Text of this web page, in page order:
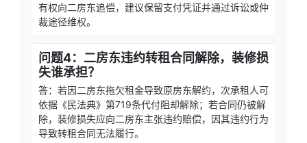
有权向二房东追偿，建议保留支付凭证并通过诉讼或仲
裁途径维权。
问题4：二房东违约转租合同解除，装修损
失谁承担？
答：若因二房东拖欠租金导致原房东解约，次承租人可
依据《民法典》第719条代付阻却解除；若合同仍被解
除，装修损失应向二房东主张违约赔偿，因其违约行为
导致转租合同无法履行。